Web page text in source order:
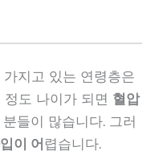
지고 있는 연령층은
도 나이가 되면 혈압
들이 많습니다. 그러
이 어렵습니다.